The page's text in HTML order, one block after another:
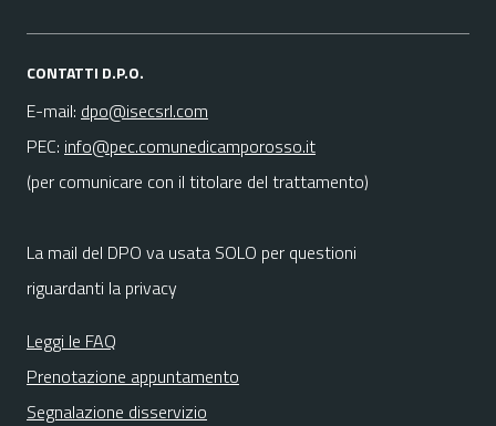
CONTATTI D.P.O.
E-mail: dpo@isecsrl.com
PEC: info@pec.comunedicamporosso.it
(per comunicare con il titolare del trattamento)
La mail del DPO va usata SOLO per questioni
riguardanti la privacy
Leggi le FAQ
Prenotazione appuntamento
Segnalazione disservizio